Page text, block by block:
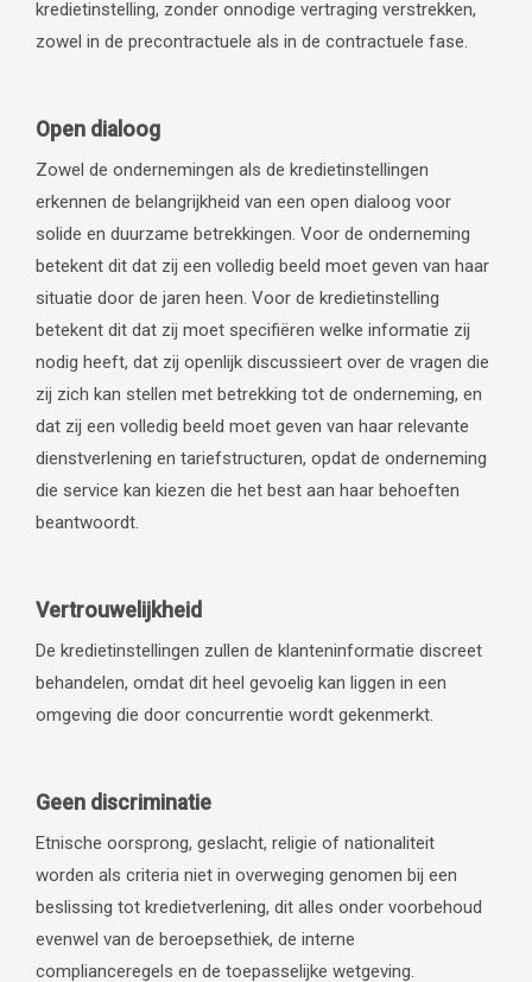
kredietinstelling, zonder onnodige vertraging verstrekken,
zowel in de precontractuele als in de contractuele fase.
Open dialoog
Zowel de ondernemingen als de kredietinstellingen
erkennen de belangrijkheid van een open dialoog voor
solide en duurzame betrekkingen. Voor de onderneming
betekent dit dat zij een volledig beeld moet geven van haar
situatie door de jaren heen. Voor de kredietinstelling
betekent dit dat zij moet specifiëren welke informatie zij
nodig heeft, dat zij openlijk discussieert over de vragen die
zij zich kan stellen met betrekking tot de onderneming, en
dat zij een volledig beeld moet geven van haar relevante
dienstverlening en tariefstructuren, opdat de onderneming
die service kan kiezen die het best aan haar behoeften
beantwoordt.
Vertrouwelijkheid
De kredietinstellingen zullen de klanteninformatie discreet
behandelen, omdat dit heel gevoelig kan liggen in een
omgeving die door concurrentie wordt gekenmerkt.
Geen discriminatie
Etnische oorsprong, geslacht, religie of nationaliteit
worden als criteria niet in overweging genomen bij een
beslissing tot kredietverlening, dit alles onder voorbehoud
evenwel van de beroepsethiek, de interne
complianceregels en de toepasselijke wetgeving.